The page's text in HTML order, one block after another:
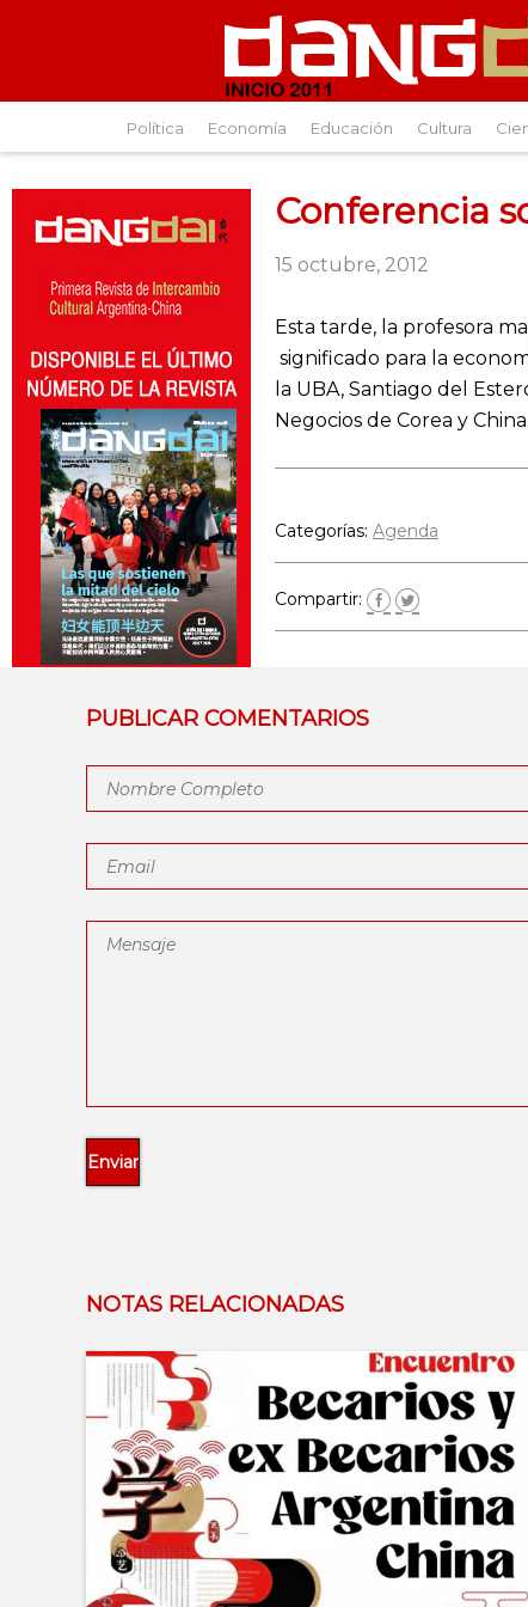
Política Economía Educación Cultura
Conferencia
15 octubre, 2012
Esta tarde, la profesora
significado para la
la UBA, Santiago del
Negocios de Corea y
Categorías: Agenda
Compartir:
PUBLICAR COMENTARIOS
NOTAS RELACIONADAS